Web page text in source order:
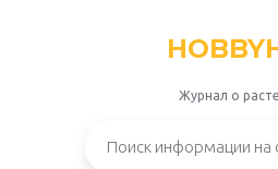
Журнал о